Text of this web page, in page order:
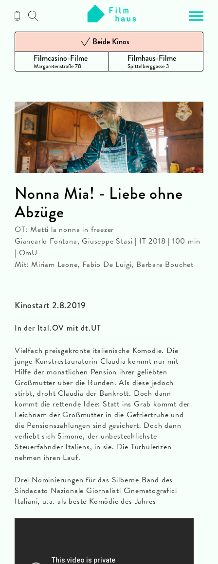
Inhalt
Filmcasino-Filme
Margaretenstraße 78
Beide Kinos
Filmhaus-Filme
Spittelberggasse 3
Kinostart 2.8.2019
In der Ital.OV mit dt.UT
Vielfach preisgekrönte italienische Komödie. Die
junge Kunstrestauratorin Claudia kommt nur mit
Hilfe der monatlichen Pension ihrer geliebten
Großmutter über die Runden. Als diese jedoch
stirbt, droht Claudia der Bankrott. Doch dann
kommt die rettende Idee: Statt ins Grab kommt der
Leichnam der Großmutter in die Gefriertruhe und
die Pensionszahlungen sind gesichert. Doch dann
verliebt sich Simone, der unbestechlichste
Steuerfahnder Italiens, in sie. Die Turbulenzen
nehmen ihren Lauf.
Drei Nominierungen für das Silberne Band des
Sindacato Nazionale Giornalisti Cinematografici
Italiani, u.a. als beste Komödie des Jahres
Nonna Mia! - Liebe ohne
Abzüge
OT: Metti la nonna in freezer
Giancarlo Fontana, Giuseppe Stasi | IT 2018 | 100 min
| OmU
Mit: Miriam Leone, Fabio De Luigi, Barbara Bouchet